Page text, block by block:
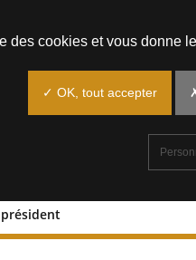
président
réélu président
des cookies et vous donne
✓ OK, tout accepter